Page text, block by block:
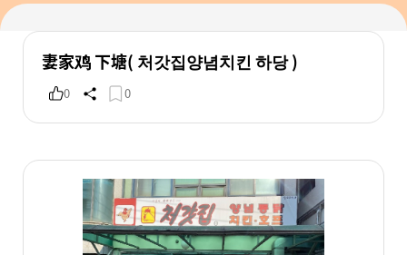
妻家鸡 下塘( 처갓집양념치킨 하당 )
0 0